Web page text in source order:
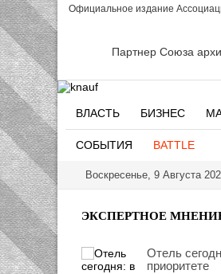
Официальное издание
Партнер Союза
ВЛАСТЬ БИЗНЕС
СОБЫТИЯ BATTLE
Воскресенье, 9 Августа
ЭКСПЕРТНОЕ
Отель
приоритете